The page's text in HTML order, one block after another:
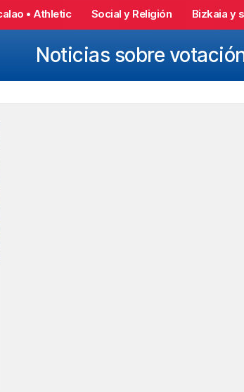
• Athletic Social y Religión Bizkaia y
Noticias sobre